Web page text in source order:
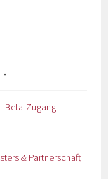
Beta-Zugang
& Partnerschaft